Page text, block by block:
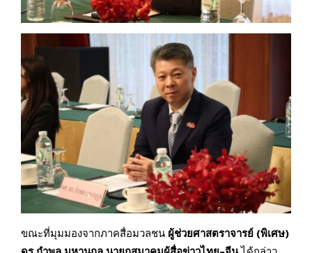
ขณะที่มุมมองจากภาคสื่อมวลชน ผู้ช่วยศาสตราจารย์ (พิเศษ)